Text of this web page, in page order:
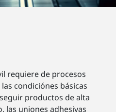
requiere de procesos
condiciónes básicas
productos de alta
las uniones adhesivas